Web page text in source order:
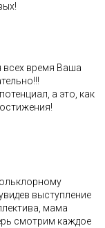
всех время Ваша
а это, как
выступление
мама
смотрим каждое